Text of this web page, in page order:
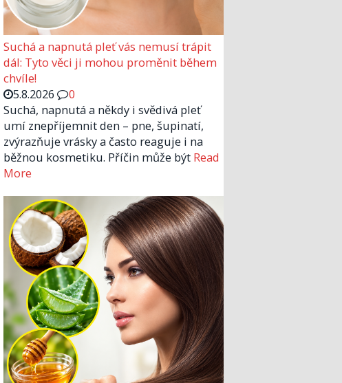
Suchá a napnutá pleť vás nemusí trápit
dál: Tyto věci ji mohou proměnit během
chvíle!
5.8.2026
0
Suchá, napnutá a někdy i svědivá pleť
umí znepříjemnit den – pne, šupinatí,
zvýrazňuje vrásky a často reaguje i na
běžnou kosmetiku. Příčin může být Read
More